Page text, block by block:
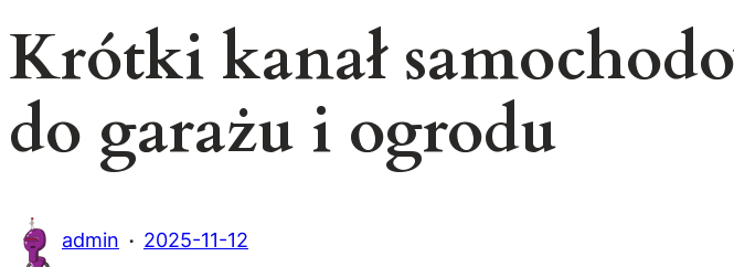
Krótki kanał
do garażu i ogrodu
admin · 2025-11-12